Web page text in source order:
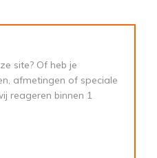
site? Of heb je
afmetingen of speciale
reageren binnen 1